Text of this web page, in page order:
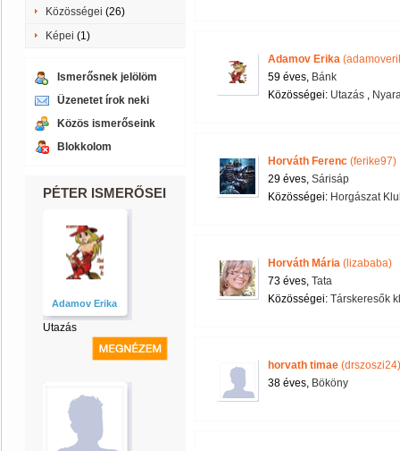
Közösségei (26)
Képei (1)
Ismerősnek jelölöm
Üzenetet írok neki
Közös ismerőseink
Blokkolom
PÉTER ISMERŐSEI
Adamov Erika
Utazás
Adamov Erika
59 éves, Bánk
Közösségei: Utazás ,
Horváth Ferenc (ferike97)
29 éves, Sárisáp
Közösségei: Horgászat
Horváth Mária (lizababa)
73 éves, Tata
Közösségei: Társkeresők
horvath timae (drszoszi24)
38 éves, Bököny